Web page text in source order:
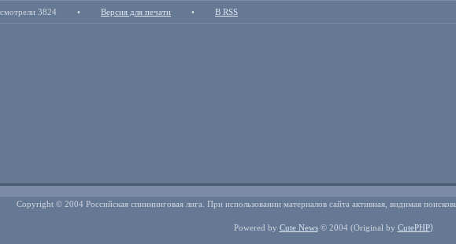
3824 • Версия для печати • В RSS
Copyright © 2004 Российская спиннинговая лига. При использовании материалов сайта активная, видимая
Powered by Cute News© 2004 (Original by CutePHP)